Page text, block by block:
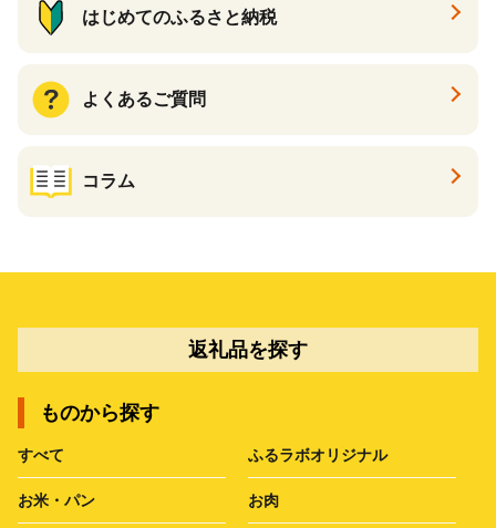
はじめてのふるさと納税
よくあるご質問
コラム
返礼品を探す
ものから探す
すべて ふるラボオリジナル
お米・パン お肉